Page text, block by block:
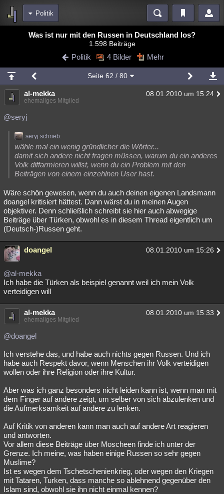
Politik
Bereiche
Blogs Videos
Chat Wiki Neuigkeiten
meine Rubriken
Menschen Wissenschaft Mystery Kriminalfälle
Spiritualität
Natur Umfragen
weitere Rubriken
Philosophie Träume Orte Esoterik Literatur
Musik Clash Verbesserungen Allmystery English
Übersichten
Teilgenommen
Lesenswert
Was ist nur mit den Russen in Deutschland los?
1.598 Beiträge
Politik 4 Bilder Mehr
Seite 62 / 80
al-mekka 08.01.2010 um 15:24
ehemaliges Mitglied
@seryj
seryj schrieb:
wähle mal ein wenig gründlicher die Wörter...
damit sich andere nicht fragen müssen, warum du ein anderes
Volk diffarmieren willst, wenn du ein Problem mit den
Beiträgen von einem einzehlnen User hast.
Wäre schön gewesen, wenn du auch deinen eigenen Landsmann
doangel kritisiert hättest. Dann wärst du in meinen Augen
objektiver. Denn schließlich schreibt sie hier auch abwegige
Beiträge über Türken, obwohl es in diesem Thread eigentlich um
(Deutsch-)Russen geht.
doangel 08.01.2010 um 15:26
@al-mekka
Ich habe die Türken als beispiel genannt weil ich mein Volk
verteidigen will
al-mekka 08.01.2010 um 15:33
ehemaliges Mitglied
@doangel
Ich verstehe das, und habe auch nichts gegen Russen. Und ich
habe auch Respekt davor, wenn Menschen ihr Volk verteidigen
wollen oder ihre Religion oder ihre Kultur.
Aber was ich ganz besonders nicht leiden kann ist, wenn man mit
dem Finger auf andere zeigt, um selber von sich abzulenken und
die Aufmerksamkeit auf andere zu lenken.
Auf Kritik von anderen kann man auch auf andere Art reagieren
und antworten.
Vor allem diese Beiträge über Moscheen finde ich unter der
Grenze. Ich meine, was haben einige Russen so sehr gegen
Muslime?
Ist es wegen dem Tschetschenienkrieg, oder wegen den Kriegen
mit Tataren, Turken, dass manche so ablehnend gegenüber den
Islam sind, obwohl sie ihn nicht einmal kennen?